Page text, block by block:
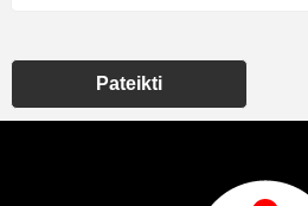
Pateikti